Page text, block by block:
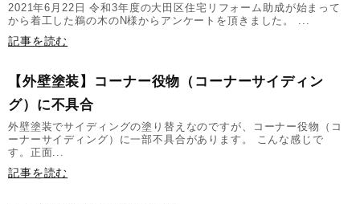
2021年6月22日 令和3年度の大田区住宅リフォーム助成が始まって
から着工した鵜の木のN様からアンケートを頂きました。 ...
記事を読む
【外壁塗装】コーナー役物（コーナーサイディン
グ）に不具合
外壁塗装でサイディングの塗り替えなのですが、コーナー役物（コ
ーナーサイディング）に一部不具合があります。 こんな感じで
す。正面...
記事を読む